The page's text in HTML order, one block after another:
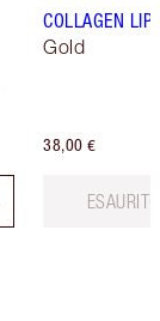
COLLAGEN LIP
Gold
38,00 €
ESAURITO